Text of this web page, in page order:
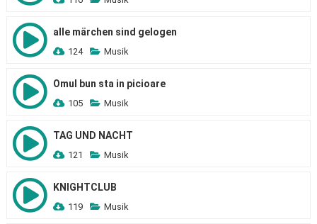
alle märchen sind gelogen
124 Musik
Omul bun sta in picioare
105 Musik
TAG UND NACHT
121 Musik
KNIGHTCLUB
119 Musik